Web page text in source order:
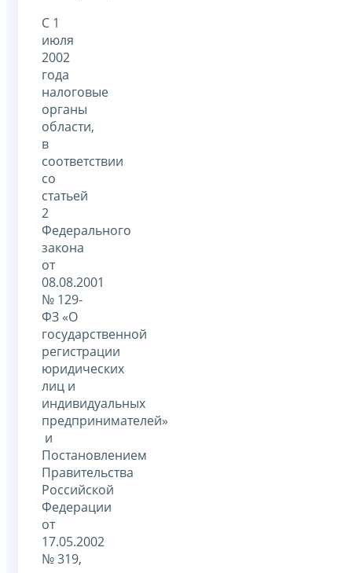
С 1
июля
2002
года
налоговые
органы
области,
в
соответствии
со
статьей
2
Федерального
закона
от
08.08.2001
№ 129-
ФЗ «О
государственной
регистрации
юридических
лиц и
индивидуальных
предпринимателей»
и
Постановлением
Правительства
Российской
Федерации
от
17.05.2002
№ 319,